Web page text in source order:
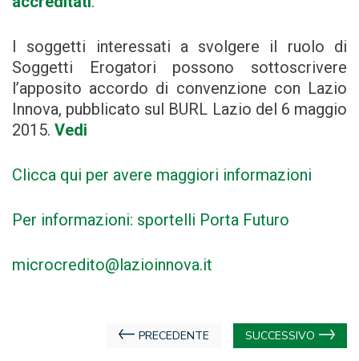
I soggetti interessati a svolgere il ruolo di
Soggetti Erogatori possono sottoscrivere
l’apposito accordo di convenzione con Lazio
Innova, pubblicato sul BURL Lazio del 6 maggio
2015. Vedi
Clicca qui per avere maggiori informazioni
Per informazioni: sportelli Porta Futuro
microcredito@lazioinnova.it
Navigazione
PRECEDENTE SUCCESSIVO